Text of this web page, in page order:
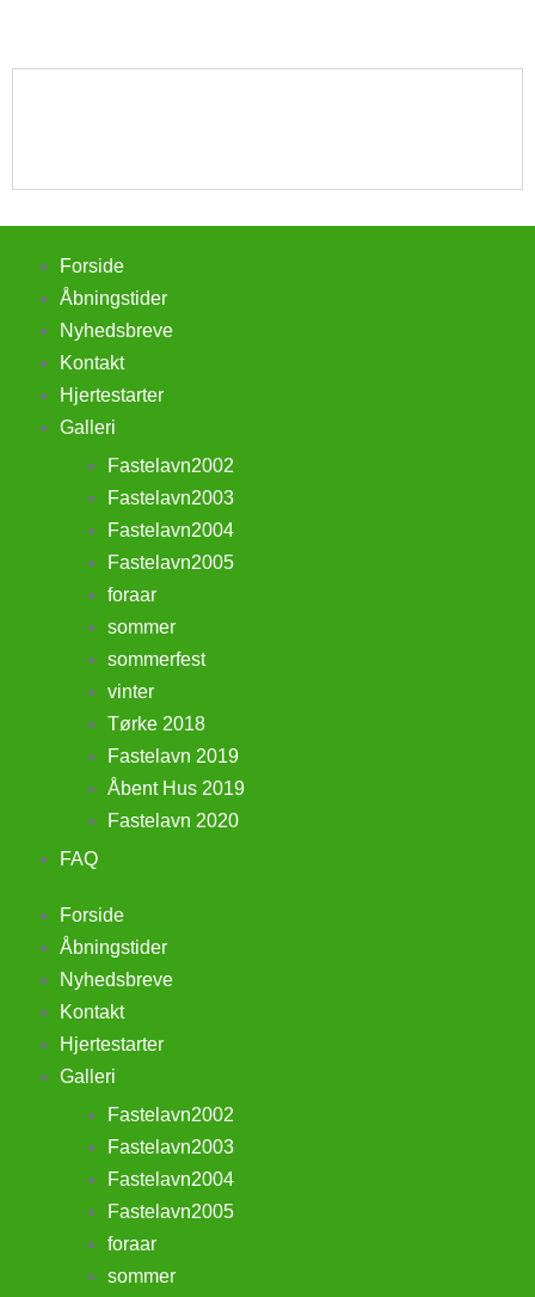
Forside
Åbningstider
Nyhedsbreve
Kontakt
Hjertestarter
Galleri
Fastelavn2002
Fastelavn2003
Fastelavn2004
Fastelavn2005
foraar
sommer
sommerfest
vinter
Tørke 2018
Fastelavn 2019
Åbent Hus 2019
Fastelavn 2020
FAQ
Forside
Åbningstider
Nyhedsbreve
Kontakt
Hjertestarter
Galleri
Fastelavn2002
Fastelavn2003
Fastelavn2004
Fastelavn2005
foraar
sommer